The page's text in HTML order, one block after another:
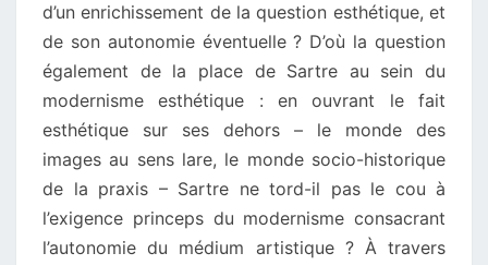
d’un enrichissement de la question esthétique, et
de son autonomie éventuelle ? D’où la question
également de la place de Sartre au sein du
modernisme esthétique : en ouvrant le fait
esthétique sur ses dehors – le monde des
images au sens lare, le monde socio-historique
de la praxis – Sartre ne tord-il pas le cou à
l’exigence princeps du modernisme consacrant
l’autonomie du médium artistique ? À travers